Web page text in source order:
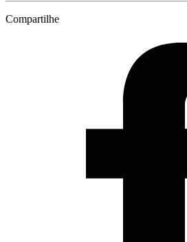
Compartilhe